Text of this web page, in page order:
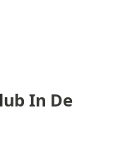
In De